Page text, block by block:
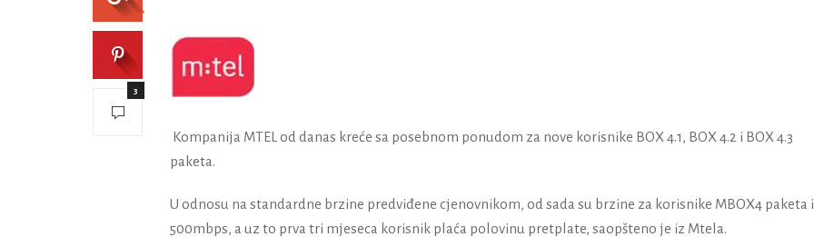
Kompanija MTEL od danas kreće sa posebnom ponudom za nove korisnike BOX 4.1, BOX 4.2 i BOX 4.3
paketa.
U odnosu na standardne brzine predviđene cjenovnikom, od sada su brzine za korisnike MBOX4 paketa
500mbps, a uz to prva tri mjeseca korisnik plaća polovinu pretplate, saopšteno je iz Mtela.
3